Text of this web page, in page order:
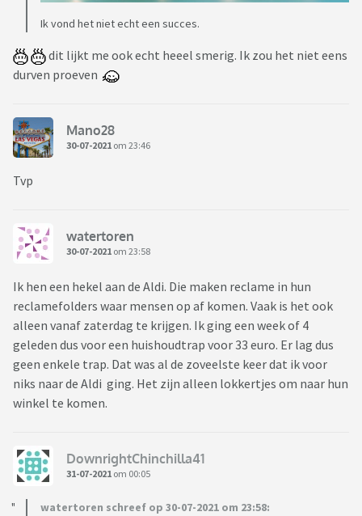
Ik vond het niet echt een succes.
dit lijkt me ook echt heeel smerig. Ik zou het niet eens
durven proeven
Mano28
30-07-2021 om 23:46
Tvp
watertoren
30-07-2021 om 23:58
Ik hen een hekel aan de Aldi. Die maken reclame in hun
reclamefolders waar mensen op af komen. Vaak is het ook
alleen vanaf zaterdag te krijgen. Ik ging een week of 4
geleden dus voor een huishoudtrap voor 33 euro. Er lag dus
geen enkele trap. Dat was al de zoveelste keer dat ik voor
niks naar de Aldi ging. Het zijn alleen lokkertjes om naar hun
winkel te komen.
DownrightChinchilla41
31-07-2021 om 00:05
watertoren schreef op 30-07-2021 om 23:58: